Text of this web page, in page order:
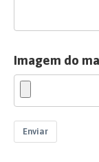
Imagem do
Enviar